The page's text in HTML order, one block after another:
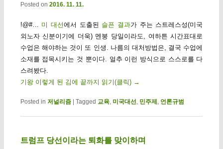
Posted on 2016. 11. 11.
!@#… 미 대선에서 도출된 슬픈 결과가 주는 스트레스성(미국
외노자 신분이기에 더욱) 멘붕 당일이라도, 여하튼 시간표대로
수업은 해야하는 것이 또 인생. 나름의 대처방법은, 결국 수업에
소재를 접목시키는 것 뿐이다. 얼추 이런 방식으로 스스로를 다
스려봤다.
기왕 이렇게 된 김에 끝까지 읽기(클릭) →
Posted in 저널리즘 | Tagged 교육, 미국대선, 민주제, 언론규범
트럼프 당선이라는 퇴화를 맞이하며